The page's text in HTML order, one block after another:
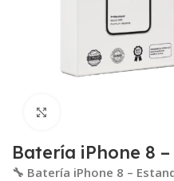
Batería iPhone 8
🔧 Batería iPhone 8 –